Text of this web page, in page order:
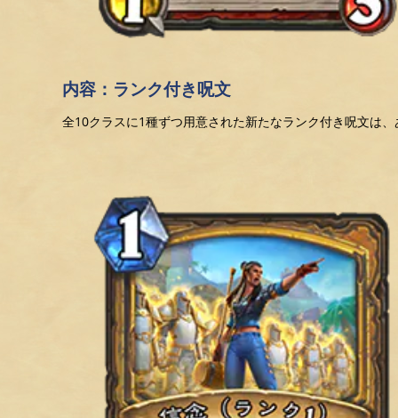
内容：ランク付き呪文
全10クラスに1種ずつ用意された新たなランク付き呪文は